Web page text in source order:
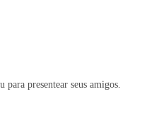
para presentear seus amigos.